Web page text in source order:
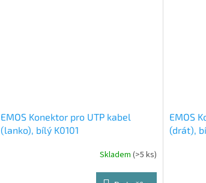
EMOS Konektor pro UTP kabel
(lanko), bílý K0101
Skladem (>5 ks)
EMOS
(drát),